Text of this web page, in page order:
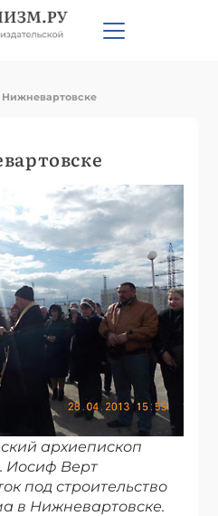
Нижневартовске
архиепископ
Иосиф Верт
под строительство
в Нижневартовске.